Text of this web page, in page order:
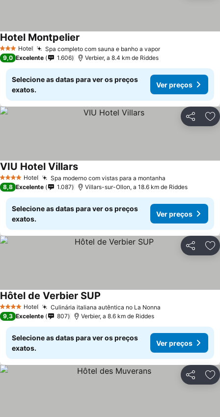
3 EstrelasHotel Spa completo com sauna e banho a vapor
Hotel Montpelier
9,0 Excelente 1.606 Verbier, a 8.4 km de Riddes
Selecione as datas para ver os preços
exatos.
Ver preços
Partilhar
4 EstrelasHotel Spa moderno com vistas para a montanha
VIU Hotel Villars
8,8 Excelente 1.087 Villars-sur-Ollon, a 18.6 km de Riddes
Selecione as datas para ver os preços
exatos.
Ver preços
Partilhar
4 EstrelasHotel Culinária italiana autêntica no La Nonna
Hôtel de Verbier SUP
9,3 Excelente 807 Verbier, a 8.6 km de Riddes
Selecione as datas para ver os preços
exatos.
Ver preços
Partilhar